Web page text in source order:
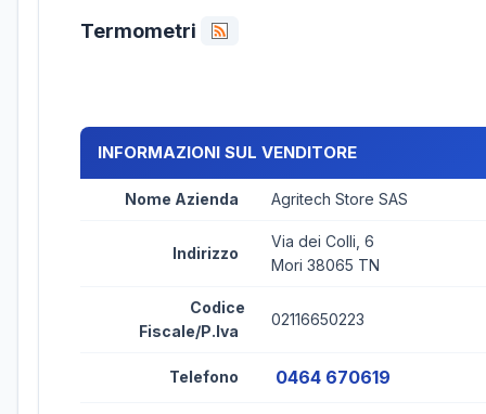
Termometri
INFORMAZIONI SUL VENDITORE
Nome Azienda Agritech Store SAS
Indirizzo
Via dei Colli, 6
Mori 38065 TN
Codice
Fiscale/P.Iva
02116650223
Telefono 0464 670619